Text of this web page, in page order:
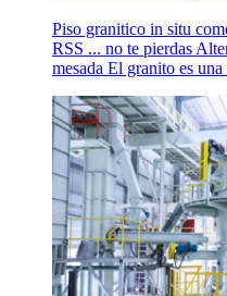
Piso granitico in situ
RSS ... no te pierdas
mesada El granito es